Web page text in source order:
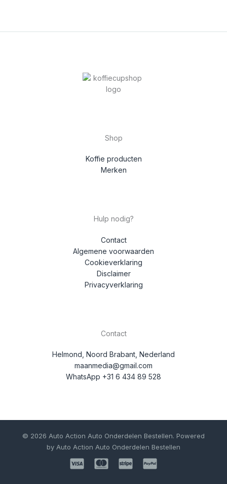
Shop
Koffie producten
Merken
Hulp nodig?
Contact
Algemene voorwaarden
Cookieverklaring
Disclaimer
Privacyverklaring
Contact
Helmond, Noord Brabant, Nederland
maanmedia@gmail.com
WhatsApp +31 6 434 89 528
© 2026 Auto Action Auto Onderdelen Bestellen. Powered
by Auto Action Auto Onderdelen Bestellen